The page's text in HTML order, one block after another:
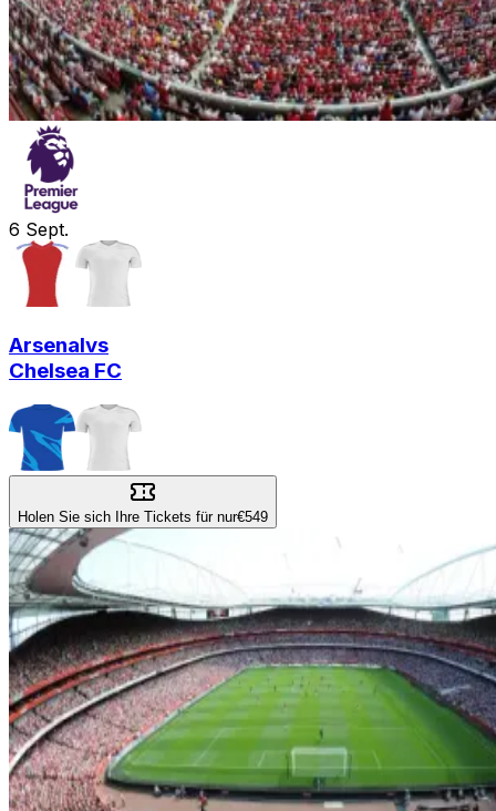
6 Sept.
Arsenalvs
Chelsea FC
Holen Sie sich Ihre Tickets für nur€549